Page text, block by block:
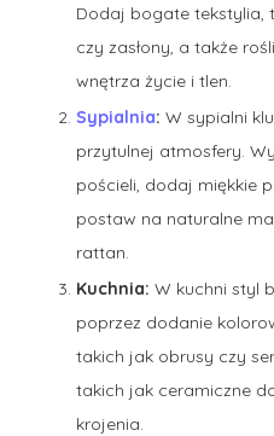
Dodaj bogate tekstylia,
czy zasłony, a także
wnętrza życie i tlen.
Sypialnia: W sypialni
przytulnej atmosfery.
pościeli, dodaj miękkie
postaw na naturalne
rattan.
Kuchnia: W kuchni styl
poprzez dodanie
takich jak obrusy czy
takich jak ceramiczne
krojenia.